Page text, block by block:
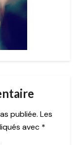
publiée. Les
avec *